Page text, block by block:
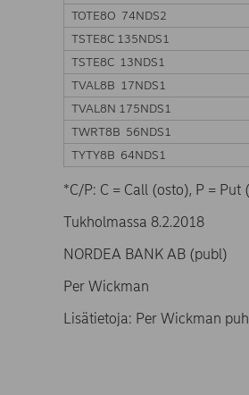
TOTE8O 74NDS2
TSTE8C 135NDS1
TSTE8C 13NDS1
TVAL8B 17NDS1
TVAL8N 175NDS1
TWRT8B 56NDS1
TYTY8B 64NDS1
*C/P: C = Call (osto), P = Put
Tukholmassa 8.2.2018
NORDEA BANK AB (publ)
Per Wickman
Lisätietoja: Per Wickman